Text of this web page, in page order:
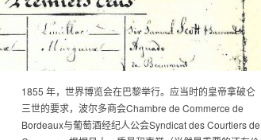
1855 年，世界博览会在巴黎举行。应当时的皇帝拿破仑
三世的要求，波尔多商会Chambre de Commerce de
Bordeaux与葡萄酒经纪人公会Syndicat des Courtiers de